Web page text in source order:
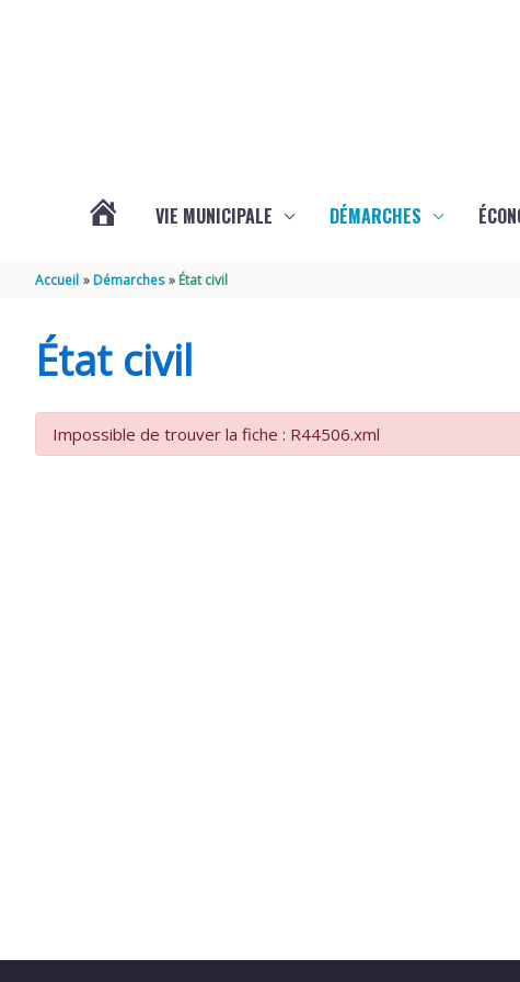
VIE MUNICIPALE DÉMARCHES
Accueil Démarches État civil
État civil
Impossible de trouver la fiche : R44506.xml